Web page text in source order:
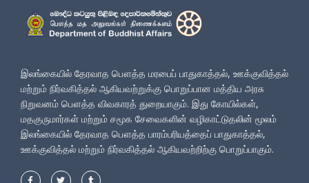
இலங்கையில் தேரவாத பௌத்த மரபைப் பாதுகாத்தல், ஊக்குவித்தல்
மற்றும் நிர்வகித்தல் ஆகியவற்றுக்கு பொறுப்பான மத்திய அரசு
நிறுவனம் பௌத்த விவகாரத் துறையாகும். இது கோயில்கள்,
மதகுருமார்கள் மற்றும் சமூக சேவைகளின் வழிகாட்டுதலின் மூலம்
இலங்கையில் தேரவாத பௌத்த பாரம்பரியத்தைப் பாதுகாத்தல்,
ஊக்குவித்தல் மற்றும் நிர்வகித்தல் ஆகியவற்றிற்கு பொறுப்பாகும்.